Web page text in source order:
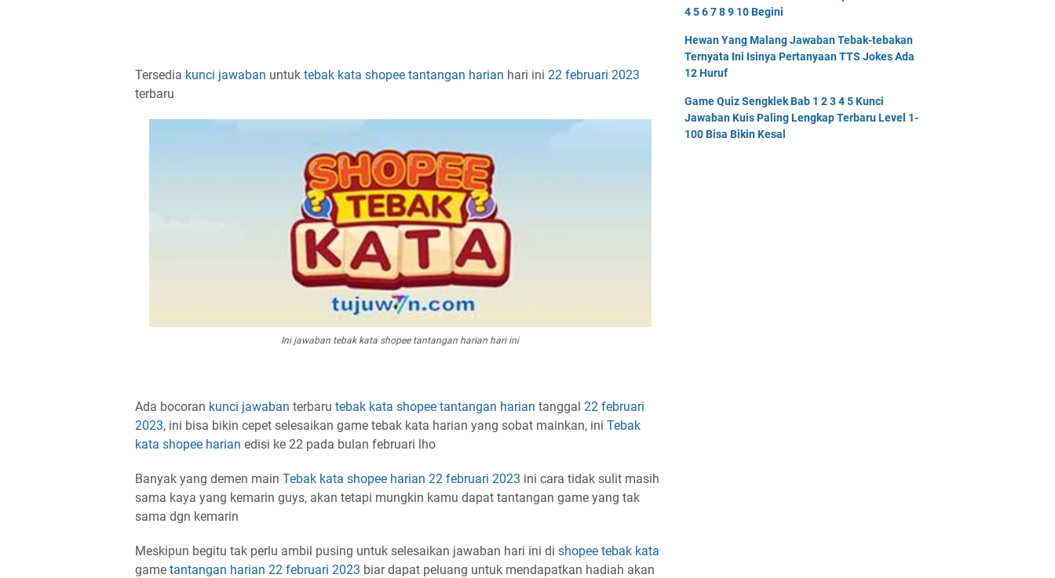
Tersedia kunci jawaban untuk tebak kata shopee tantangan harian hari ini 22 februari 2023
terbaru
Ini jawaban tebak kata shopee tantangan harian hari ini
Ada bocoran kunci jawaban terbaru tebak kata shopee tantangan harian tanggal 22 februari
2023, ini bisa bikin cepet selesaikan game tebak kata harian yang sobat mainkan, ini Tebak
kata shopee harian edisi ke 22 pada bulan februari lho
Banyak yang demen main Tebak kata shopee harian 22 februari 2023 ini cara tidak sulit masih
sama kaya yang kemarin guys, akan tetapi mungkin kamu dapat tantangan game yang tak
sama dgn kemarin
Meskipun begitu tak perlu ambil pusing untuk selesaikan jawaban hari ini di shopee tebak kata
game tantangan harian 22 februari 2023 biar dapat peluang untuk mendapatkan hadiah akan
4 5 6 7 8 9 10 Begini
Hewan Yang Malang Jawaban Tebak-tebakan
Ternyata Ini Isinya Pertanyaan TTS Jokes Ada
12 Huruf
Game Quiz Sengklek Bab 1 2 3 4 5 Kunci
Jawaban Kuis Paling Lengkap Terbaru Level 1-
100 Bisa Bikin Kesal